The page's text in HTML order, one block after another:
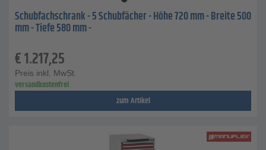
Schubfachschrank - 5 Schubfächer - Höhe 720 mm - Breite 500
mm - Tiefe 580 mm -
€1.217,25
Preis inkl. MwSt.
versandkostenfrei
zum Artikel